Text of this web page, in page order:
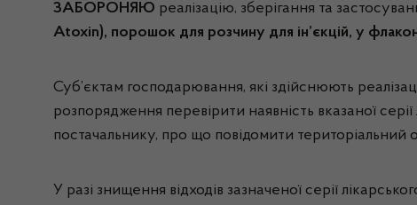
ЗАБОРОНЯЮ реалізацію, зберігання та
Atoxin), порошок для розчину для ін’єкцій, у
Суб’єктам господарювання, які здійснюють
розпорядження перевірити наявність вказаної
постачальнику, про що повідомити територіальний
У разі знищення відходів зазначеної серії